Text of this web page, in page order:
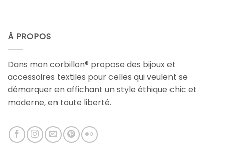
À PROPOS
Dans mon corbillon® propose des bijoux et
accessoires textiles pour celles qui veulent se
démarquer en affichant un style éthique chic et
moderne, en toute liberté.